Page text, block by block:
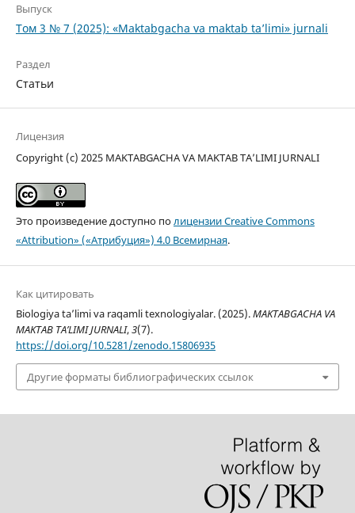
Выпуск
Том 3 № 7 (2025): «Maktabgacha va maktab ta’limi» jurnali
Раздел
Статьи
Лицензия
Copyright (c) 2025 MAKTABGACHA VA MAKTAB TA’LIMI JURNALI
Это произведение доступно по лицензии Creative Commons
«Attribution» («Атрибуция») 4.0 Всемирная.
Как цитировать
Biologiya taʼlimi va raqamli texnologiyalar. (2025).MAKTABGACHA VA
MAKTAB TA’LIMI JURNALI,3(7).
https://doi.org/10.5281/zenodo.15806935
Другие форматы библиографических ссылок